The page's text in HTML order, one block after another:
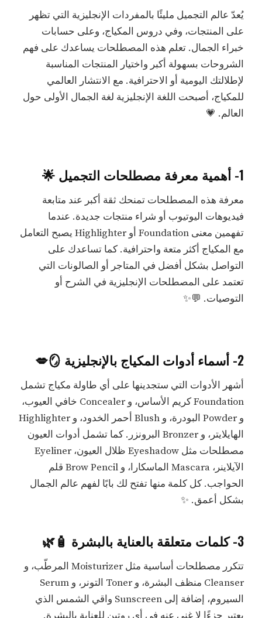
يُعدّ عالم التجميل مليئًا بالمفردات الإنجليزية التي تظهر
على المنتجات، وفي دروس المكياج، وعلى حسابات
خبراء الجمال. تعلم هذه المصطلحات يساعدك على فهم
الشروحات بسهولة أكبر واختيار المنتجات المناسبة
لإطلالتك اليومية أو الاحترافية. مع الانتشار العالمي
للمكياج، أصبحت اللغة الإنجليزية لغة الجمال الأولى حول
العالم. 💗
1- أهمية معرفة مصطلحات التجميل 🌟
معرفة هذه المصطلحات تمنحك ثقة أكبر عند متابعة
فيديوهات اليوتيوب أو شراء منتجات جديدة. عندما
تفهمين معنى Foundation أو Highlighter يصبح التعامل
مع المكياج أكثر متعة واحترافية. كما تساعدك على
التواصل بشكل أفضل في المتاجر أو الصالونات التي
تعتمد على المصطلحات الإنجليزية في الشرح أو
التوصيات. 💬✨
2- أسماء أدوات المكياج بالإنجليزية 🪞💋
أشهر الأدوات التي ستجدينها على أي طاولة مكياج تشمل
Foundation كريم الأساس، و Concealer خافي العيوب،
و Powder البودرة، و Blush أحمر الخدود، و Highlighter
الهايلايتر، و Bronzer البرونزر. كما تشمل أدوات العيون
مصطلحات مثل Eyeshadow ظلال العيون، Eyeliner
الآيلاينر، Mascara الماسكارا، و Brow Pencil قلم
الحواجب. كل كلمة منها تفتح لك بابًا لفهم عالم الجمال
بشكل أعمق. ✨
3- كلمات متعلقة بالعناية بالبشرة 🧴🌿
تتكرر مصطلحات أساسية مثل Moisturizer المرطّب، و
Cleanser منظف البشرة، و Toner التونر، و Serum
السيروم، إضافة إلى Sunscreen واقي الشمس الذي
يعتبر جزءًا لا غنى عنه في أي روتين للعناية بالبشرة.